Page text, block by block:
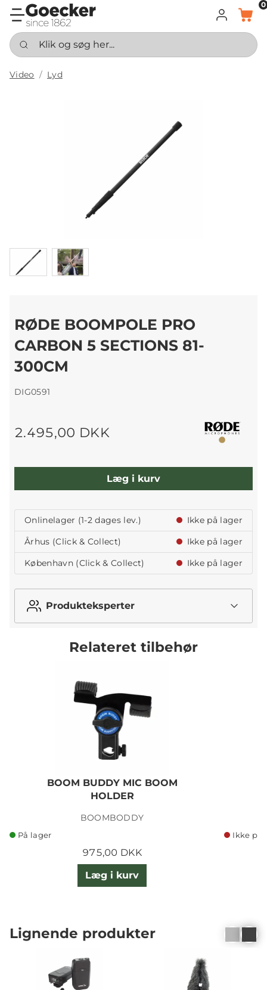
LOG INDKURV
0
Klik og søg her...
Video Lyd
RØDE BOOMPOLE PRO
CARBON 5 SECTIONS 81-
300CM
DIG0591
2.495,00 DKK
Læg i kurv
Onlinelager (1-2 dages lev.)
Ikke på lager
Århus (Click & Collect)
Ikke på lager
København (Click & Collect)
Ikke på lager
Produkteksperter
Relateret tilbehør
BOOM BUDDY MIC BOOM
HOLDER
BOOMBODDY
På lager
975,00 DKK
Læg i kurv
Ikke på
Lignende produkter